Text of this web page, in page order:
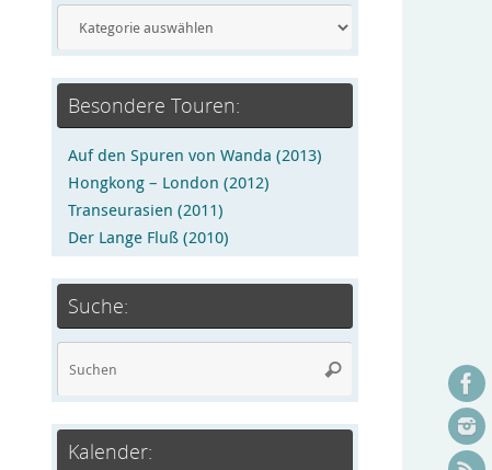
Besondere Touren:
Auf den Spuren von Wanda (2013)
Hongkong – London (2012)
Transeurasien (2011)
Der Lange Fluß (2010)
Suche:
Kalender: